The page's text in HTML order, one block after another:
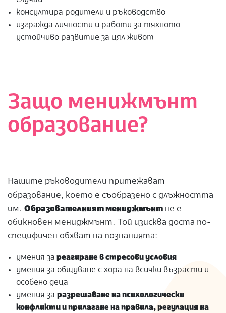
консултира родители и ръководство
изгражда личности и работи за тяхното
устойчиво развитие за цял живот
Защо менижмънт
образование?
Нашите ръководители притежават
образование, което е съобразено с длъжността
им. Образователният мениджмънт не е
обикновен мениджмънт. Той изисква доста по-
специфичен обхват на познанията:
умения за реагиране в стресови условия
умения за общуване с хора на всички възрасти и
особено деца
умения заразрешаване на психологически
конфликти и прилагане на правила, регулация на